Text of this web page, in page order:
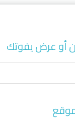
أو عرض يفوتك